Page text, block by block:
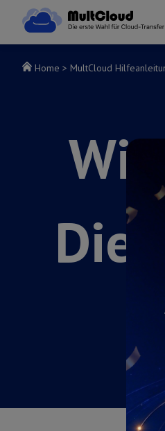
Home > MultCloud